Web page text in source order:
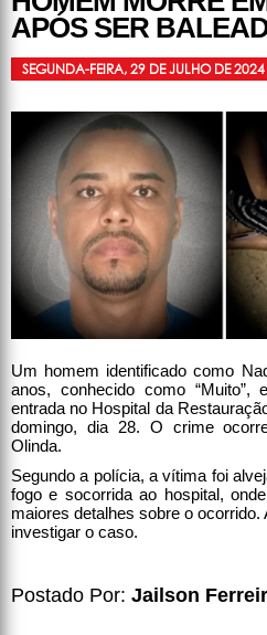
APÓS SER
SEGUNDA-FEIRA, 29 DE JULHO DE 2024
Um homem identificado como
anos, conhecido como “Muito”,
entrada no Hospital da
domingo, dia 28. O crime
Olinda.
Segundo a polícia, a vítima foi
fogo e socorrida ao hospital,
maiores detalhes sobre o
investigar o caso.
Postado Por: Jailson